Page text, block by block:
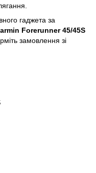
гаджета за
Forerunner 45/45S
замовлення зі